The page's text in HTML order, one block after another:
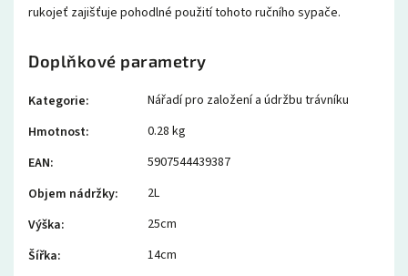
rukojeť zajišťuje pohodlné použití tohoto ručního sypače.
Doplňkové parametry
Kategorie:
Nářadí pro založení a údržbu trávníku
Hmotnost:
0.28 kg
EAN:
5907544439387
Objem nádržky:
2L
Výška:
25cm
Šířka:
14cm